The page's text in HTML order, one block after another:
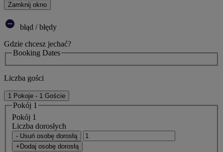
Zamknij okno
błąd / błędy
Gdzie chcesz jechać?
Booking Dates
Liczba gości
1 Pokoje - 1 Goście
Pokój 1
Pokój 1
Liczba dorosłych
- Usuń osobę dorosłą
+Dodaj osobę dorosłą